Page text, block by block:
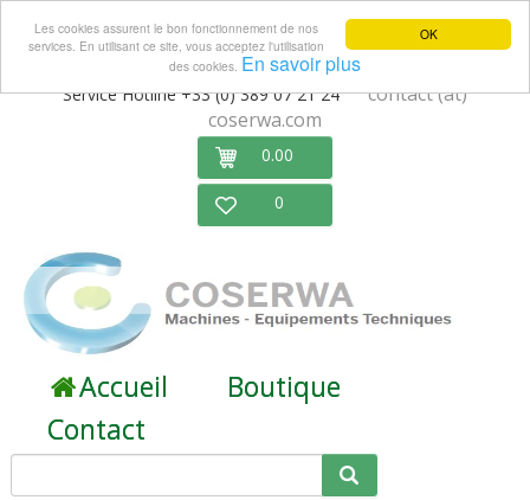
OK
Les cookies assurent le bon fonctionnement de nos
services. En utilisant ce site, vous acceptez l'utilisation
des cookies. En savoir plus
Service Hotline +33 (0) 389 07 21 24contact (at)
coserwa.com
0.00
0
Accueil
Boutique
Contact